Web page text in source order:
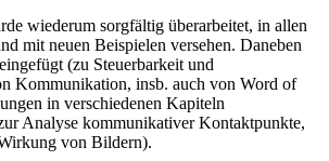
wiederum sorgfältig überarbeitet, in allen
mit neuen Beispielen versehen. Daneben
(zu Steuerbarkeit und
Kommunikation, insb. auch von Word of
in verschiedenen Kapiteln
Analyse kommunikativer Kontaktpunkte,
von Bildern).